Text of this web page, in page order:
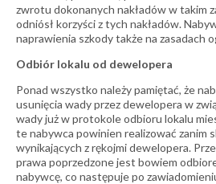
zwrotu dokonanych nakładów w takim
odniósł korzyści z tych nakładów.
naprawienia szkody także na zasadach
Odbiór lokalu od dewelopera
Ponad wszystko należy pamiętać, że
usunięcia wady przez dewelopera w
wady już w protokole odbioru lokalu
te nabywca powinien realizować zanim
wynikających z rękojmi dewelopera.
prawa poprzedzone jest bowiem
nabywcę, co następuje po